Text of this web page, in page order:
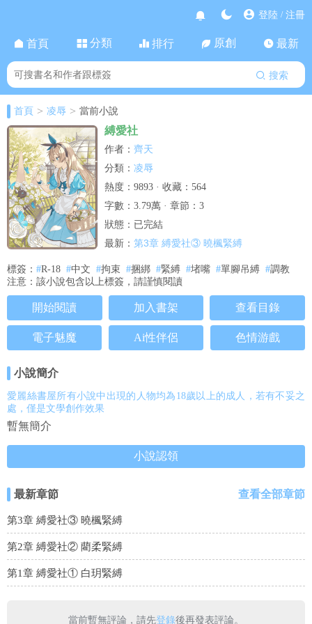
登陸 / 注冊
首頁 分類 排行 原創 最新
搜索
首頁 > 凌辱 > 當前小說
縛愛社
作者： 齊天
分類： 凌辱
熱度：9893 · 收藏：564
字數：3.79萬 · 章節：3
狀態：已完結
最新： 第3章 縛愛社③ 曉楓緊縛
標簽： #R-18 #中文 #拘束 #捆綁 #緊縛 #堵嘴 #單腳吊縛 #調教
注意：該小說包含以上標簽，請謹慎閱讀
開始閱讀 加入書架 查看目錄
電子魅魔 Ai性伴侶 色情游戲
小說簡介
愛麗絲書屋所有小說中出現的人物均為18歲以上的成人，若有不妥之
處，僅是文學創作效果
暫無簡介
小說認領
最新章節 查看全部章節
第3章 縛愛社③ 曉楓緊縛
第2章 縛愛社② 藺柔緊縛
第1章 縛愛社① 白玥緊縛
當前暫無評論，請先登錄後再發表評論。